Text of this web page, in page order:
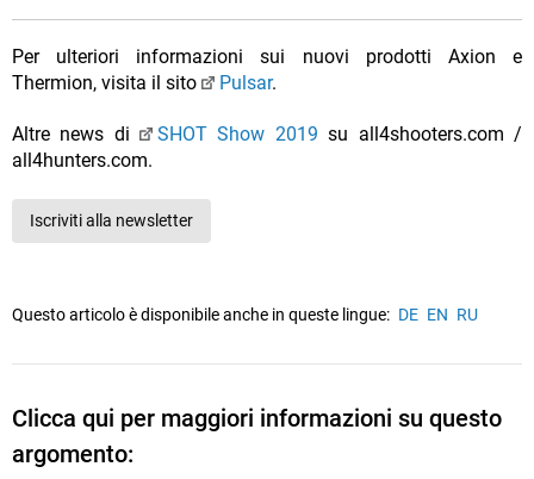
Per ulteriori informazioni sui nuovi prodotti Axion e
Thermion, visita il sito
Pulsar.
Altre news di SHOT Show 2019 su all4shooters.com /
all4hunters.com.
Iscriviti alla newsletter
Questo articolo è disponibile anche in queste lingue: DE EN RU
Clicca qui per maggiori informazioni su questo
argomento: